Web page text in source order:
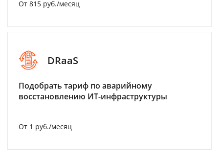
От 815 руб./месяц
DRaaS
Подобрать тариф по аварийному
восстановлению ИТ-инфраструктуры
От 1 руб./месяц